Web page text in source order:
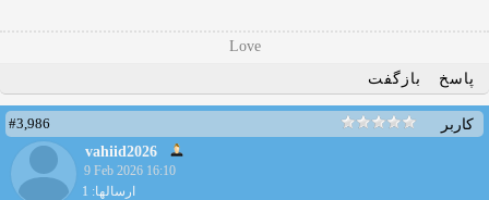
Love
پاسخ
بازگفت
کاربر
#3,986
vahiid2026
9 Feb 2026 16:10
ارسالها: 1